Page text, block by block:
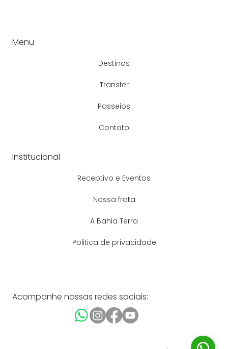
Acompanhe nossas redes sociais:
Institucional
Receptivo e Eventos
Nossa frota
A Bahia Terra
Politica de privacidade
Menu
Destinos
Transfer
Passeios
Contato